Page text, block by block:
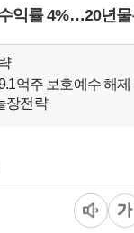
익률 4%…20년물
억주 보호예수 해
장전략